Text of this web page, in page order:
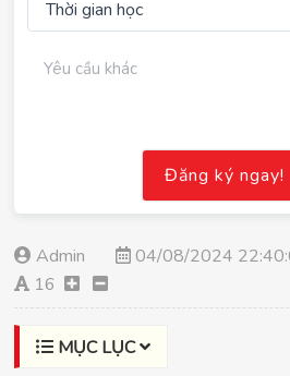
Admin 04/08/2024
16
MỤC LỤC
Đăng ký ngay!